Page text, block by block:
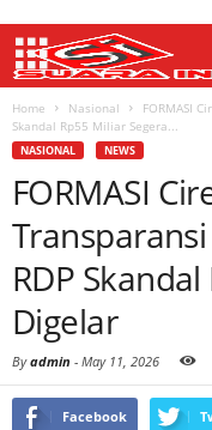
Home Nasional
FORMASI
Skandal Rp55 Miliar Segera...
NASIONAL NEWS
FORMASI
RDP
Digelar
Byadmin - May 11, 2026
Facebook